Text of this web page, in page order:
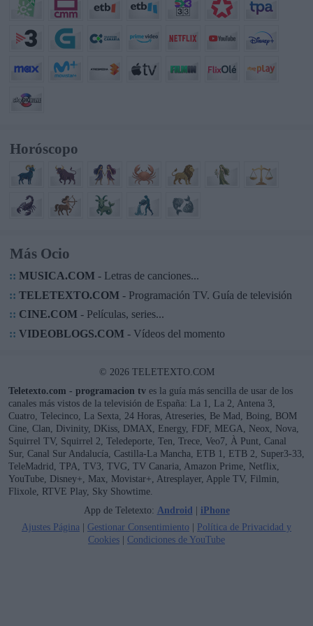
Horóscopo
Más Ocio
:: MUSICA.COM- Letras de canciones...
:: TELETEXTO.COM- Programación TV. Guía de televisión
:: CINE.COM- Películas, series...
:: VIDEOBLOGS.COM- Vídeos del momento
© 2026 TELETEXTO.COM
Teletexto.com - programacion tv es la guía más sencilla de usar de los
canales más vistos de la televisión de España: La 1, La 2, Antena 3,
Cuatro, Telecinco, La Sexta, 24 Horas, Atreseries, Be Mad, Boing, BOM
Cine, Clan, Divinity, DKiss, DMAX, Energy, FDF, MEGA, Neox, Nova,
Squirrel TV, Squirrel 2, Teledeporte, Ten, Trece, Veo7, À Punt, Canal
Sur, Canal Sur Andalucía, Castilla-La Mancha, ETB 1, ETB 2, Super3-33,
TeleMadrid, TPA, TV3, TVG, TV Canaria, Amazon Prime, Netflix,
YouTube, Disney+, Max, Movistar+, Atresplayer, Apple TV, Filmin,
Flixole, RTVE Play, Sky Showtime.
App de Teletexto: Android | iPhone
Ajustes Página | Gestionar Consentimiento | Política de Privacidad y
Cookies | Condiciones de YouTube